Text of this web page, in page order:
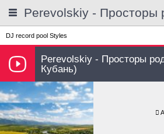
DJ record pool Styles
Perevolskiy - Просторы
Кубань)